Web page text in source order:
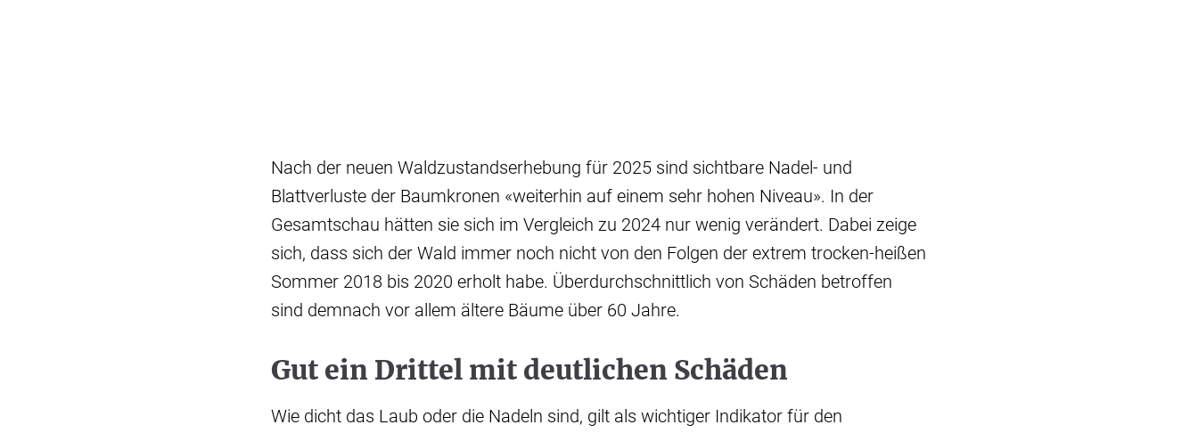
Nach der neuen Waldzustandserhebung für 2025 sind sichtbare Nadel- und
Blattverluste der Baumkronen «weiterhin auf einem sehr hohen Niveau». In der
Gesamtschau hätten sie sich im Vergleich zu 2024 nur wenig verändert. Dabei zeige
sich, dass sich der Wald immer noch nicht von den Folgen der extrem trocken-heißen
Sommer 2018 bis 2020 erholt habe. Überdurchschnittlich von Schäden betroffen
sind demnach vor allem ältere Bäume über 60 Jahre.
Gut ein Drittel mit deutlichen Schäden
Wie dicht das Laub oder die Nadeln sind, gilt als wichtiger Indikator für den